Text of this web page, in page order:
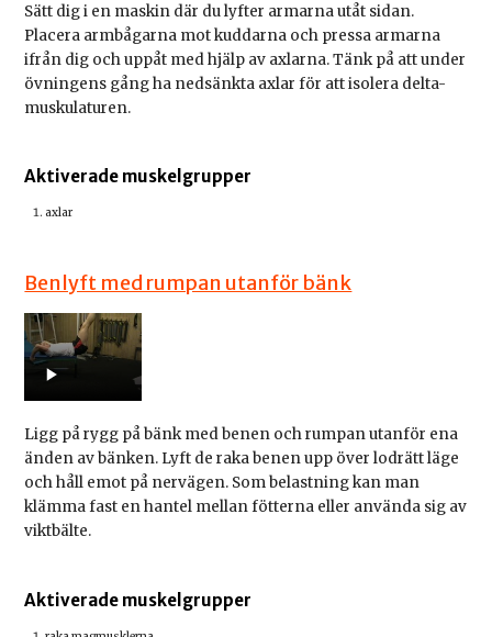
Sätt dig i en maskin där du lyfter armarna utåt sidan.
Placera armbågarna mot kuddarna och pressa armarna
ifrån dig och uppåt med hjälp av axlarna. Tänk på att under
övningens gång ha nedsänkta axlar för att isolera delta-
muskulaturen.
Aktiverade muskelgrupper
axlar
Benlyft med rumpan utanför bänk
Ligg på rygg på bänk med benen och rumpan utanför ena
änden av bänken. Lyft de raka benen upp över lodrätt läge
och håll emot på nervägen. Som belastning kan man
klämma fast en hantel mellan fötterna eller använda sig av
viktbälte.
Aktiverade muskelgrupper